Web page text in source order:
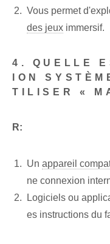
Vous permet
des jeux immersif.
4. QUELLE
ION
TILISER «
R:
Un appareil
ne connexion
Logiciels ou
es instructions du